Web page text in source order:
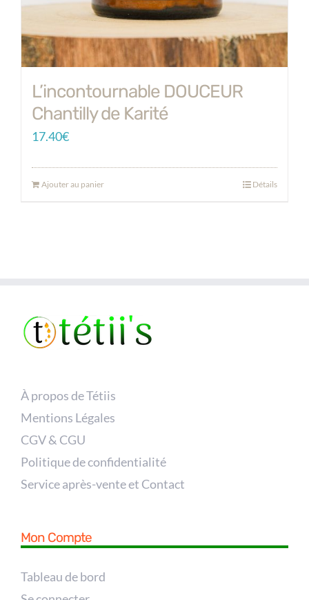
L’incontournable DOUCEUR
Chantilly de Karité
17.40€
Ajouter au panier Détails
À propos de Tétiis
Mentions Légales
CGV & CGU
Politique de confidentialité
Service après-vente et Contact
Mon Compte
Tableau de bord